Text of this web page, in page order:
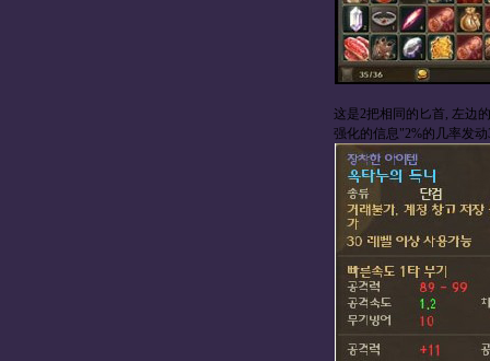
这是2把相同的匕首, 左边
强化的信息"2%的几率发